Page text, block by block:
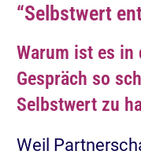
“Selbstwert
Warum ist es
Gespräch so
Selbstwert zu
Weil